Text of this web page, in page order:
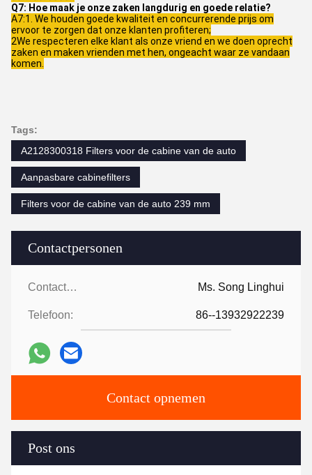
Contactpersonen
Contactpersonen: Ms. Song Linghui
Telefoon: 86--13932922239
Contact opnemen
Post ons
Q7: Hoe maak je onze zaken langdurig en goede relatie?
A7:1. We houden goede kwaliteit en concurrerende prijs om
ervoor te zorgen dat onze klanten profiteren;
2We respecteren elke klant als onze vriend en we doen oprecht
zaken en maken vrienden met hen, ongeacht waar ze vandaan
komen.
Tags:
A2128300318 Filters voor de cabine van de auto
Aanpasbare cabinefilters
Filters voor de cabine van de auto 239 mm